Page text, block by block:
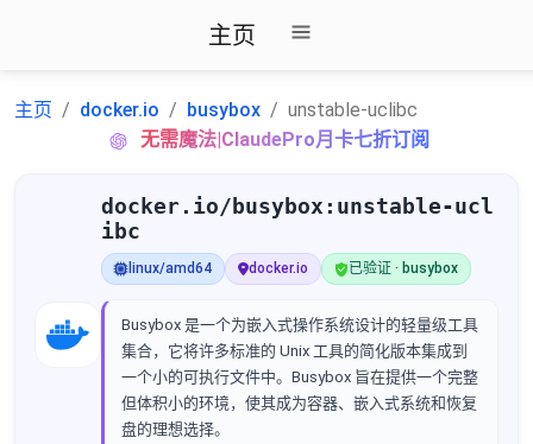
主页
主页 docker.io busybox
unstable-uclibc
无需魔法|ClaudePro月卡七折订阅
docker.io/busybox:unstable-ucl
ibc
linux/amd64 docker.io 已验证 · busybox
Busybox 是一个为嵌入式操作系统设计的轻量级工具
集合，它将许多标准的 Unix 工具的简化版本集成到
一个小的可执行文件中。Busybox 旨在提供一个完整
但体积小的环境，使其成为容器、嵌入式系统和恢复
盘的理想选择。